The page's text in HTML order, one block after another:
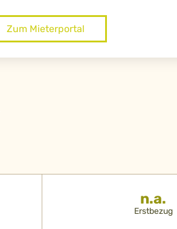
Zum Mieterportal
n.a.
Erstbezug